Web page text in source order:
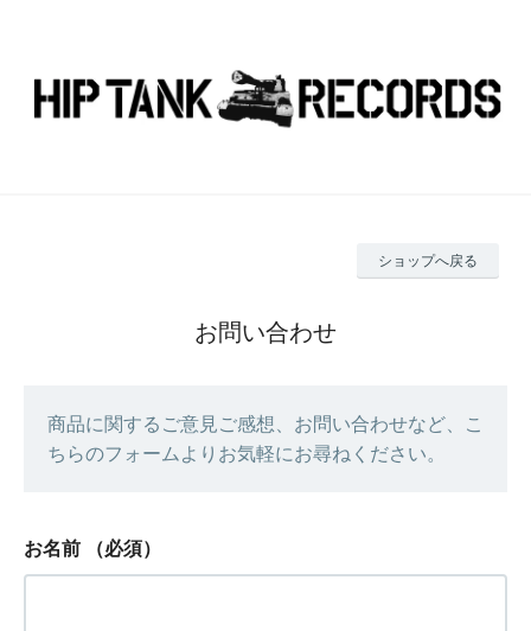
ショップへ戻る
お問い合わせ
商品に関するご意見ご感想、お問い合わせなど、こ
ちらのフォームよりお気軽にお尋ねください。
お名前 （必須）